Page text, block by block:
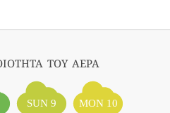
του αέρα
SUN 9 MON 10